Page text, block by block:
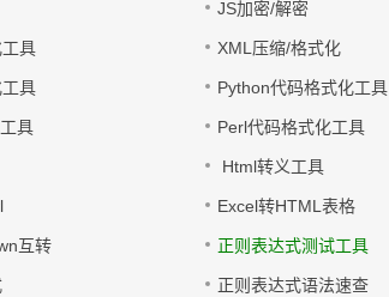
JS加密/解密
具 XML压缩/格式化
具 Python代码格式化工具
具 Perl代码格式化工具
Html转义工具
Excel转HTML表格
互转 正则表达式测试工具
正则表达式语法速查